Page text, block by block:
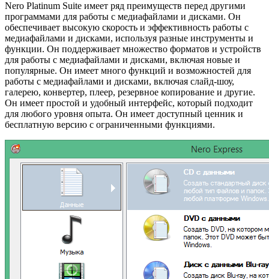
Nero Platinum Suite имеет ряд преимуществ перед другими
программами для работы с медиафайлами и дисками. Он
обеспечивает высокую скорость и эффективность работы с
медиафайлами и дисками, используя разные инструменты и
функции. Он поддерживает множество форматов и устройств
для работы с медиафайлами и дисками, включая новые и
популярные. Он имеет много функций и возможностей для
работы с медиафайлами и дисками, включая слайд-шоу,
галерею, конвертер, плеер, резервное копирование и другие.
Он имеет простой и удобный интерфейс, который подходит
для любого уровня опыта. Он имеет доступный ценник и
бесплатную версию с ограниченными функциями.